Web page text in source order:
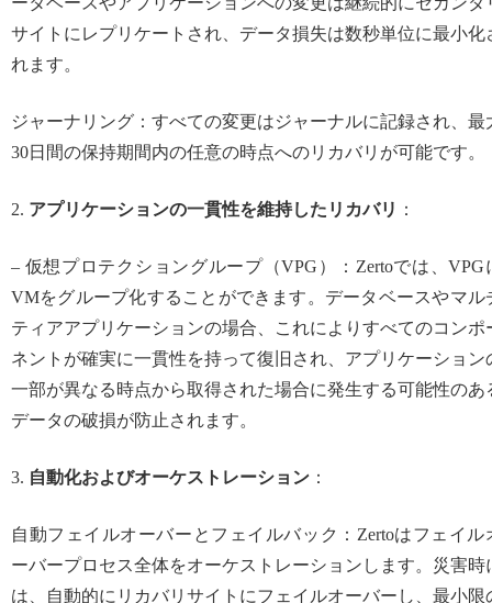
サイトにレプリケートされ、データ損失は数秒単位に最小化
れます。
ジャーナリング：すべての変更はジャーナルに記録され、最
30日間の保持期間内の任意の時点へのリカバリが可能です。
2. アプリケーションの一貫性を維持したリカバリ ：
– 仮想プロテクショングループ（VPG）：Zertoでは、VPG
VMをグループ化することができます。データベースやマル
ティアアプリケーションの場合、これによりすべてのコンポ
ネントが確実に一貫性を持って復旧され、アプリケーション
一部が異なる時点から取得された場合に発生する可能性のあ
データの破損が防止されます。
3. 自動化およびオーケストレーション ：
自動フェイルオーバーとフェイルバック：Zertoはフェイル
ーバープロセス全体をオーケストレーションします。災害時
は、自動的にリカバリサイトにフェイルオーバーし、最小限